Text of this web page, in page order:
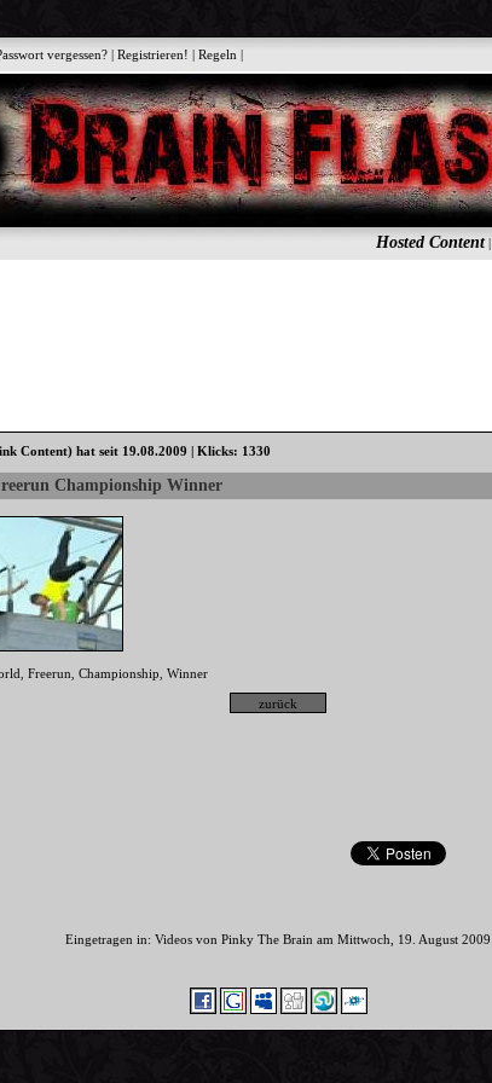
vergessen? |Registrieren! |Regeln |
Hosted Content|
Content) hat seit 19.08.2009 | Klicks: 1330
Championship Winner
,Freerun ,Championship ,Winner
Eingetragen in: Videos von Pinky The Brain am Mittwoch, 19. August 2009